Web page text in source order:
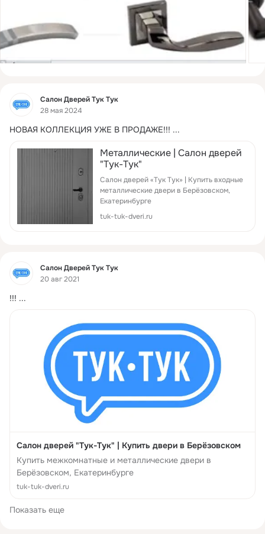
Салон Дверей Тук Тук
28 мая 2024
НОВАЯ КОЛЛЕКЦИЯ УЖЕ В ПРОДАЖЕ!!! ...
Металлические | Салон дверей
"Тук-Тук"
Салон дверей «Тук Тук» | Купить входные
металлические двери в Берёзовском,
Екатеринбурге
tuk-tuk-dveri.ru
Салон Дверей Тук Тук
20 авг 2021
!!! ...
Салон дверей "Тук-Тук" | Купить двери в Берёзовском
Купить межкомнатные и металлические двери в
Берёзовском, Екатеринбурге
tuk-tuk-dveri.ru
Показать еще